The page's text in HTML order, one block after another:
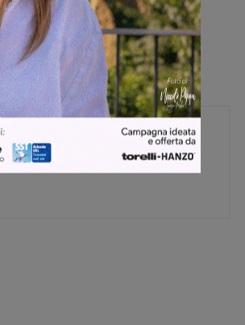
Grillo. Perciò, pur avendo dei costi,
e con l'accordo sperimentale, che
tenteremo di arginare le future
ambientali."
Mazzierli